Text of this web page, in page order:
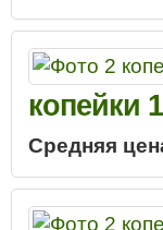
копейки
Средняя